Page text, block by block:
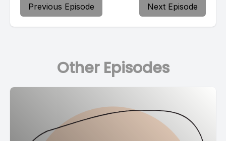
Previous Episode Next Episode
Other Episodes